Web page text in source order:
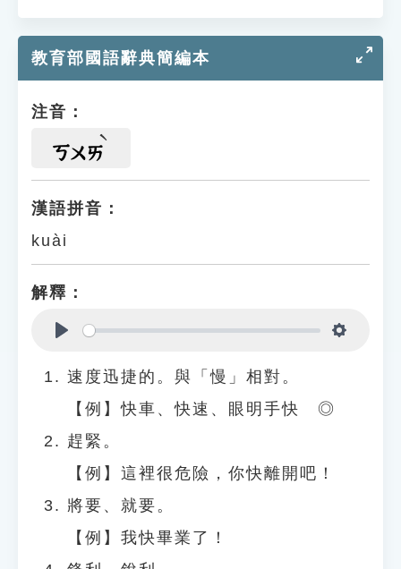
教育部國語辭典簡編本
注音：
ㄎㄨㄞ
漢語拼音：
kuài
解釋：
速度迅捷的。與「慢」相對。
【例】快車、快速、眼明手快 ◎
趕緊。
【例】這裡很危險，你快離開吧！
將要、就要。
【例】我快畢業了！